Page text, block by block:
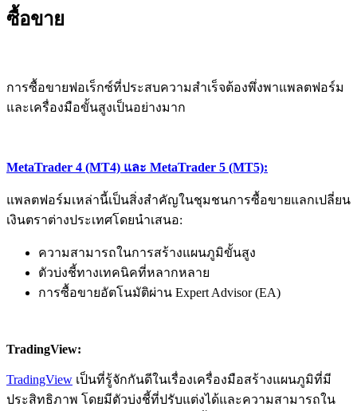
ซื้อขาย
การซื้อขายฟอเร็กซ์ที่ประสบความสำเร็จต้องพึ่งพาแพลตฟอร์ม
และเครื่องมือขั้นสูงเป็นอย่างมาก
MetaTrader 4 (MT4) และ MetaTrader 5 (MT5):
แพลตฟอร์มเหล่านี้เป็นสิ่งสำคัญในชุมชนการซื้อขายแลกเปลี่ยน
เงินตราต่างประเทศโดยนำเสนอ:
ความสามารถในการสร้างแผนภูมิขั้นสูง
ตัวบ่งชี้ทางเทคนิคที่หลากหลาย
การซื้อขายอัตโนมัติผ่าน Expert Advisor (EA)
TradingView:
TradingView เป็นที่รู้จักกันดีในเรื่องเครื่องมือสร้างแผนภูมิที่มี
ประสิทธิภาพ โดยมีตัวบ่งชี้ที่ปรับแต่งได้และความสามารถใน